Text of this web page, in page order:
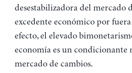
desestabilizadora del mercado
excedente económico por
efecto, el elevado
economía es un
mercado de cambios.